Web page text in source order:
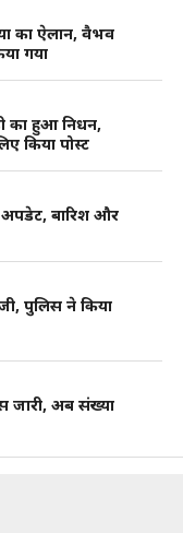
का ऐलान, वैभव
गया
का हुआ निधन,
किया पोस्ट
बारिश और
पुलिस ने किया
जारी, अब संख्या